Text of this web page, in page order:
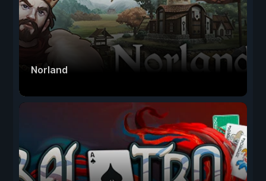
Norland